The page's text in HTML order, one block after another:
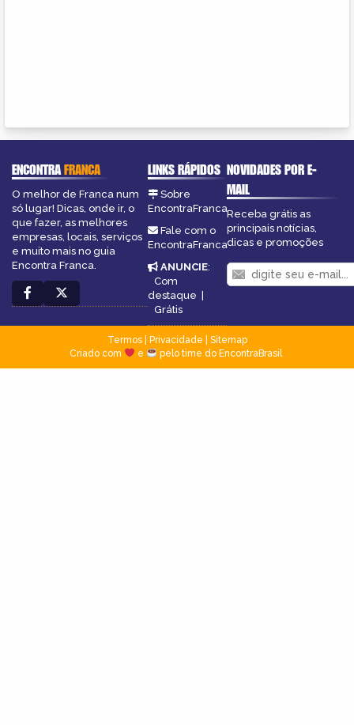
ENCONTRAFRANCA
O melhor de Franca num
só lugar! Dicas, onde ir, o
que fazer, as melhores
empresas, locais, serviços
e muito mais no guia
Encontra Franca.
LINKS RÁPIDOS
Sobre
EncontraFranca
Fale com o
EncontraFranca
ANUNCIE:
Com
destaque
Grátis
NOVIDADES POR E-
MAIL
Receba grátis as
principais notícias,
dicas e promoções
Termos| Privacidade
Sitemap
Criado com
e pelo time do EncontraBrasil